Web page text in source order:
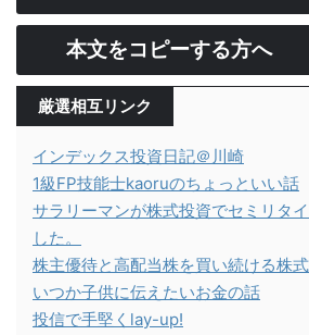
本文をコピーする方へ
厳選相互リンク
インデックス投資日記＠川崎
1級FP技能士kaoruのちょっといい話
サラリーマンが株式投資でセミリタ
した。
株主優待と高配当株を買い続ける株
いつか子供に伝えたいお金の話
投信で手堅くlay-up!